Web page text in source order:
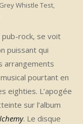
Whistle Test,
rock, se voit
puissant qui
arrangements
pourtant en
eighties. L’apogée
sur l’album
. Le disque